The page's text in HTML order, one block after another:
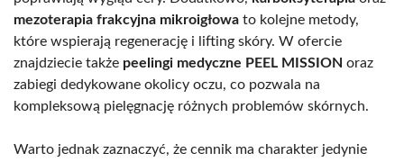
mezoterapia frakcyjna mikroigłowa to kolejne metody,
które wspierają regenerację i lifting skóry. W ofercie
znajdziecie także peelingi medyczne PEEL MISSION oraz
zabiegi dedykowane okolicy oczu, co pozwala na
kompleksową pielęgnację różnych problemów skórnych.
Warto jednak zaznaczyć, że cennik ma charakter jedynie